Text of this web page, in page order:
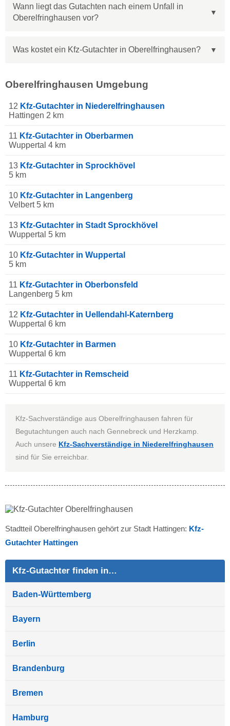
Wann liegt das Gutachten nach einem Unfall in
Oberelfringhausen vor?
Was kostet ein Kfz-Gutachter in Oberelfringhausen?
Oberelfringhausen Umgebung
12 Kfz-Gutachter in Niederelfringhausen
Hattingen 2 km
11 Kfz-Gutachter in Oberbarmen
Wuppertal 4 km
13 Kfz-Gutachter in Sprockhövel
5 km
10 Kfz-Gutachter in Langenberg
Velbert 5 km
13 Kfz-Gutachter in Stadt Sprockhövel
Wuppertal 5 km
10 Kfz-Gutachter in Wuppertal
5 km
11 Kfz-Gutachter in Oberbonsfeld
Langenberg 5 km
12 Kfz-Gutachter in Uellendahl-Katernberg
Wuppertal 6 km
10 Kfz-Gutachter in Barmen
Wuppertal 6 km
11 Kfz-Gutachter in Remscheid
Wuppertal 6 km
Kfz-Sachverständige aus Oberelfringhausen fahren für
Begutachtungen auch nach Gennebreck und Herzkamp.
Auch unsere Kfz-Sachverständige in Niederelfringhausen
sind für Sie erreichbar.
Stadtteil Oberelfringhausen gehört zur Stadt Hattingen: Kfz-
Gutachter Hattingen
Kfz-Gutachter finden in…
Baden-Württemberg
Bayern
Berlin
Brandenburg
Bremen
Hamburg